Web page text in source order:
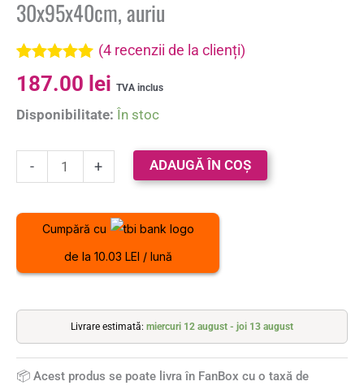
30x95x40cm, auriu
Evaluat la
5.00 din 5 pe
4
evaluări de
(4 recenzii de la clienți)
187.00 lei TVA inclus
Disponibilitate: În stoc
- + ADAUGĂ ÎN COȘ
Cumpără cu
de la 10.03 LEI / lună
Livrare estimată: miercuri 12 august - joi 13 august
📦 Acest produs se poate livra în FanBox cu o taxă de